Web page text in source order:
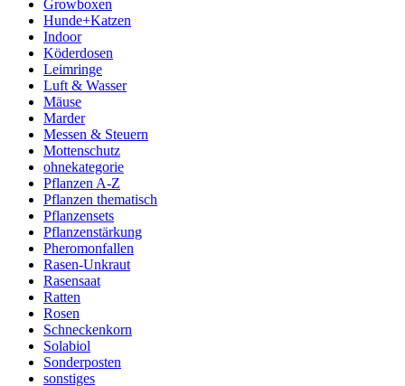
Growboxen
Hunde+Katzen
Indoor
Köderdosen
Leimringe
Luft & Wasser
Mäuse
Marder
Messen & Steuern
Mottenschutz
ohnekategorie
Pflanzen A-Z
Pflanzen thematisch
Pflanzensets
Pflanzenstärkung
Pheromonfallen
Rasen-Unkraut
Rasensaat
Ratten
Rosen
Schneckenkorn
Solabiol
Sonderposten
sonstiges